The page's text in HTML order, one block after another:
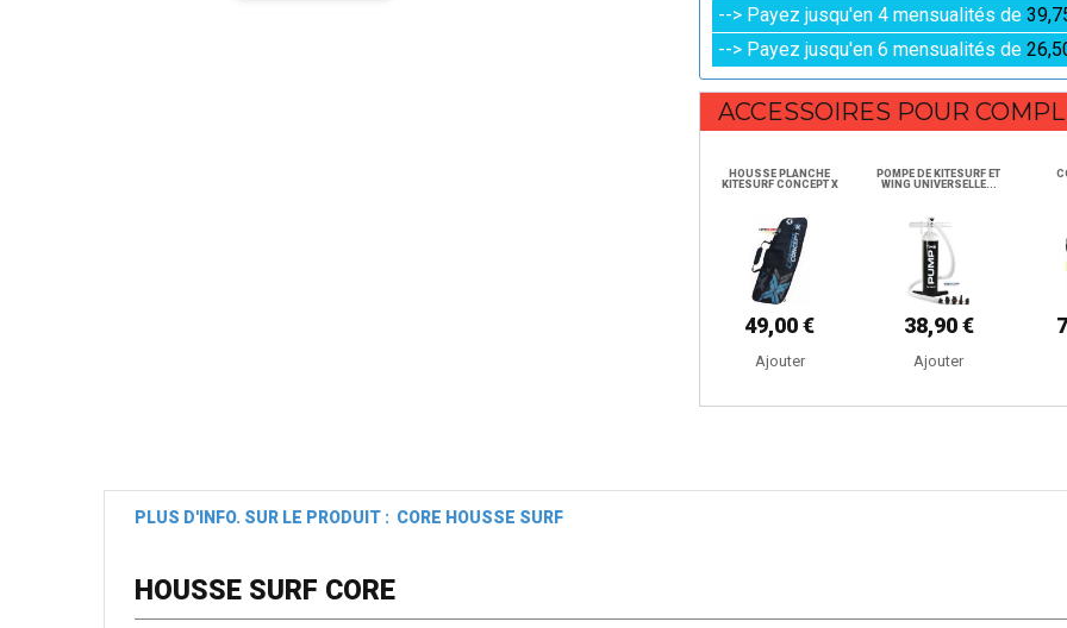
--> Payez jusqu'en 4 mensualités de
--> Payez jusqu'en 6 mensualités de
ACCESSOIRES POUR
HOUSSE PLANCHE
KITESURF CONCEPT X
49,00 €
Ajouter
POMPE DE KITESURF ET
WING UNIVERSELLE...
38,90 €
Ajouter
PLUS D'INFO. SUR LE PRODUIT : CORE HOUSSE SURF
HOUSSE SURF CORE